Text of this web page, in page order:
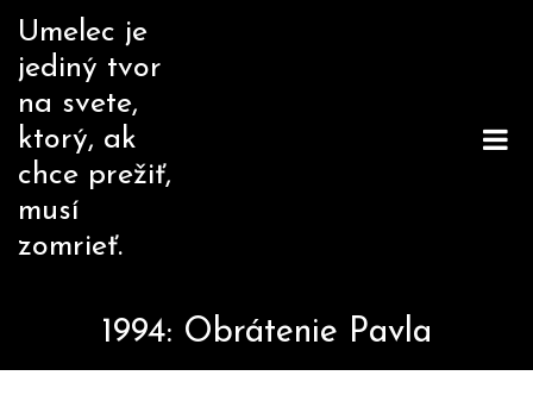
Skip
content
Umelec je
jediný tvor
na svete,
ktorý, ak
chce prežiť,
musí
zomrieť.
1994: Obrátenie Pavla